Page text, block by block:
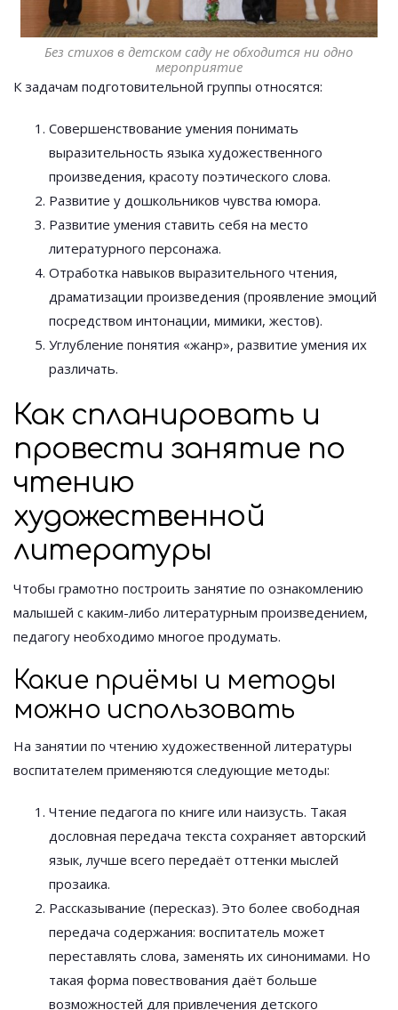
Без стихов в детском саду не обходится ни одно
мероприятие
К задачам подготовительной группы относятся:
Совершенствование умения понимать
выразительность языка художественного
произведения, красоту поэтического слова.
Развитие у дошкольников чувства юмора.
Развитие умения ставить себя на место
литературного персонажа.
Отработка навыков выразительного чтения,
драматизации произведения (проявление эмоций
посредством интонации, мимики, жестов).
Углубление понятия «жанр», развитие умения их
различать.
Как спланировать и
провести занятие по
чтению
художественной
литературы
Чтобы грамотно построить занятие по ознакомлению
малышей с каким-либо литературным произведением,
педагогу необходимо многое продумать.
Какие приёмы и методы
можно использовать
На занятии по чтению художественной литературы
воспитателем применяются следующие методы:
Чтение педагога по книге или наизусть. Такая
дословная передача текста сохраняет авторский
язык, лучше всего передаёт оттенки мыслей
прозаика.
Рассказывание (пересказ). Это более свободная
передача содержания: воспитатель может
переставлять слова, заменять их синонимами. Но
такая форма повествования даёт больше
возможностей для привлечения детского